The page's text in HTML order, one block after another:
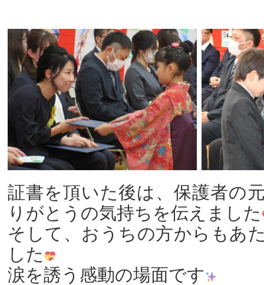
証書を頂いた後は、保護者の
りがとうの気持ちを伝えました
そして、おうちの方からもあ
した
涙を誘う感動の場面です